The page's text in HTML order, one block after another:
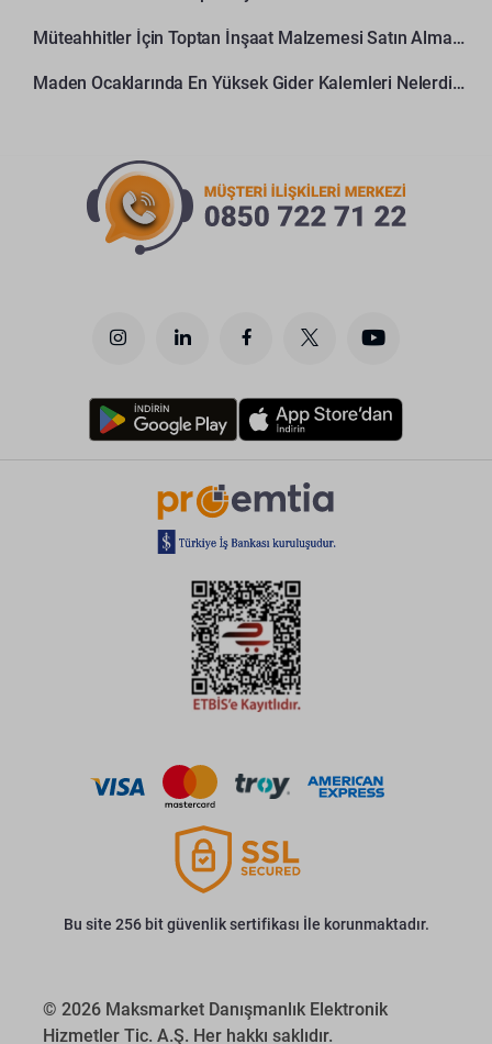
Müteahhitler İçin Toptan İnşaat Malzemesi Satın Alma Rehberi
Maden Ocaklarında En Yüksek Gider Kalemleri Nelerdir?
Bu site 256 bit güvenlik sertifikası İle korunmaktadır.
© 2026 Maksmarket Danışmanlık Elektronik
Hizmetler Tic. A.Ş. Her hakkı saklıdır.